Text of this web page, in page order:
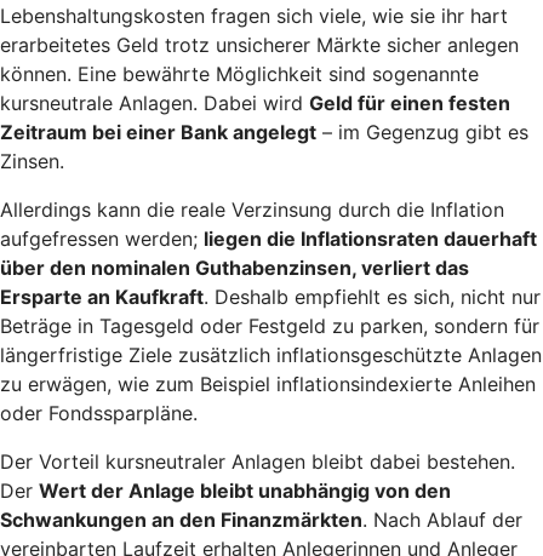
Lebenshaltungskosten fragen sich viele, wie sie ihr hart
erarbeitetes Geld trotz unsicherer Märkte sicher anlegen
können. Eine bewährte Möglichkeit sind sogenannte
kursneutrale Anlagen. Dabei wird Geld für einen festen
Zeitraum bei einer Bank angelegt – im Gegenzug gibt es
Zinsen.
Allerdings kann die reale Verzinsung durch die Inflation
aufgefressen werden; liegen die Inflationsraten dauerhaft
über den nominalen Guthabenzinsen, verliert das
Ersparte an Kaufkraft. Deshalb empfiehlt es sich, nicht nur
Beträge in Tagesgeld oder Festgeld zu parken, sondern für
längerfristige Ziele zusätzlich inflationsgeschützte Anlagen
zu erwägen, wie zum Beispiel inflationsindexierte Anleihen
oder Fondssparpläne.
Der Vorteil kursneutraler Anlagen bleibt dabei bestehen.
Der Wert der Anlage bleibt unabhängig von den
Schwankungen an den Finanzmärkten. Nach Ablauf der
vereinbarten Laufzeit erhalten Anlegerinnen und Anleger